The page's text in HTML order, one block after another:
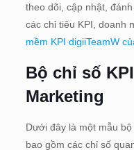
theo dõi, cập nhật,
các chỉ tiêu KPI, doanh
mềm KPI digiiTeamW
Bộ chỉ số
Marketing
Dưới đây là một mẫu bộ
bao gồm các chỉ số